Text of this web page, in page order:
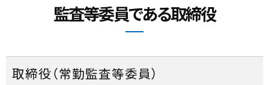
監査等委員である取締役
取締役（常勤監査等委員）